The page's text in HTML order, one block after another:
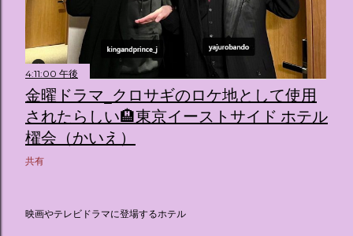
4:11:00 午後
金曜ドラマ_クロサギのロケ地として使用
されたらしい🏨東京イーストサイド ホテル
櫂会（かいえ）
共有
映画やテレビドラマに登場するホテル